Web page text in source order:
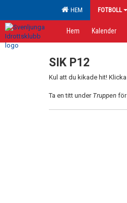
HEM FOTBOLL
Hem Kalender
SIK P12
Kul att du kikade hit!
Ta en titt under Truppen för